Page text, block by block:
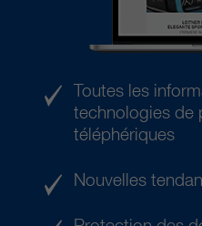
Toutes les
technologies de
téléphériques
Nouvelles